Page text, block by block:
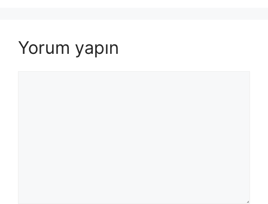
Yorum yapın